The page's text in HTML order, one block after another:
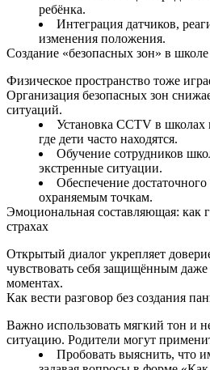
ребёнка.
Интеграция датчиков,
изменения положения.
Создание «безопасных зон» в
Физическое пространство тоже
Организация безопасных зон
ситуаций.
Установка CCTV в
где дети часто находятся.
Обучение сотрудников
экстренные ситуации.
Обеспечение
охраняемым точкам.
Эмоциональная составляющая: как
страхах
Открытый диалог укрепляет
чувствовать себя защищённым
моментах.
Как вести разговор без создания
Важно использовать мягкий тон и
ситуацию. Родители могут
Пробовать выяснить, что